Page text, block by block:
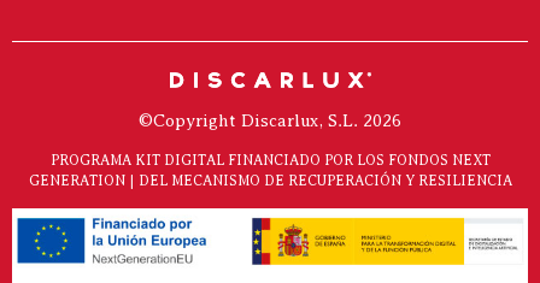
©Copyright Discarlux, S.L. 2026
PROGRAMA KIT DIGITAL FINANCIADO POR LOS FONDOS NEXT
GENERATION | DEL MECANISMO DE RECUPERACIÓN Y RESILIENCIA